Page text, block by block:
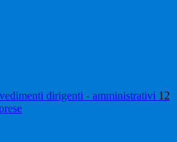
dirigenti - amministrativi 12